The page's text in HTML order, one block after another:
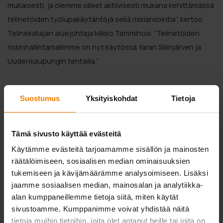
Suostumus Yksityiskohdat Tietoja
Tämä sivusto käyttää evästeitä
Käytämme evästeitä tarjoamamme sisällön ja mainosten
räätälöimiseen, sosiaalisen median ominaisuuksien
tukemiseen ja kävijämäärämme analysoimiseen. Lisäksi
jaamme sosiaalisen median, mainosalan ja analytiikka-
alan kumppaneillemme tietoja siitä, miten käytät
sivustoamme. Kumppanimme voivat yhdistää näitä
tietoja muihin tietoihin, joita olet antanut heille tai joita on
mukaisesti, ja olemme olleet aktiivisesti mukana kehittämässä
telinetöiden työlupakäytäntöjä sekä riskiarviointia”, kertoo
Telinekatajan aluejohtaja Mikko Tammihovi. ”Telinetöiden
riskinhallintamallimme on nyt käytössä Yaran Siilinjärven ja
Uudenkaupungin tehtailla.”
Kehittymistä arvioidaan perusteellisesti
Telinetyötarve arvioidaan tuotantolaitoksilla viikko kerrallaan,
ja joka vuosi suoritettavien huoltoseisokkien aikana
telineammattilaiseen.
”Huoltoseisokit ja investointityöt ovat sujuneet
suunnitelmien mukaan. Investoinneilla olemme parantaneet
luotettavuutta ja turvallisuutta sekä uudistaneet